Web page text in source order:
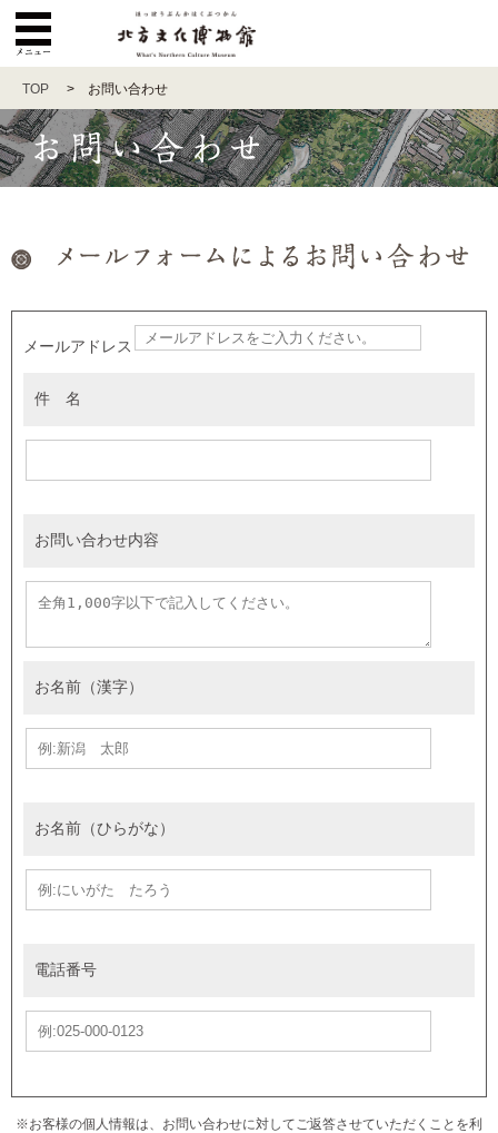
TOP > お問い合わせ
メールアドレス
件 名
お問い合わせ内容
お名前（漢字）
お名前（ひらがな）
電話番号
※お客様の個人情報は、お問い合わせに対してご返答させていただくことを利